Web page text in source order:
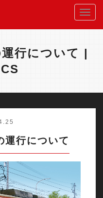
行について |
運行について